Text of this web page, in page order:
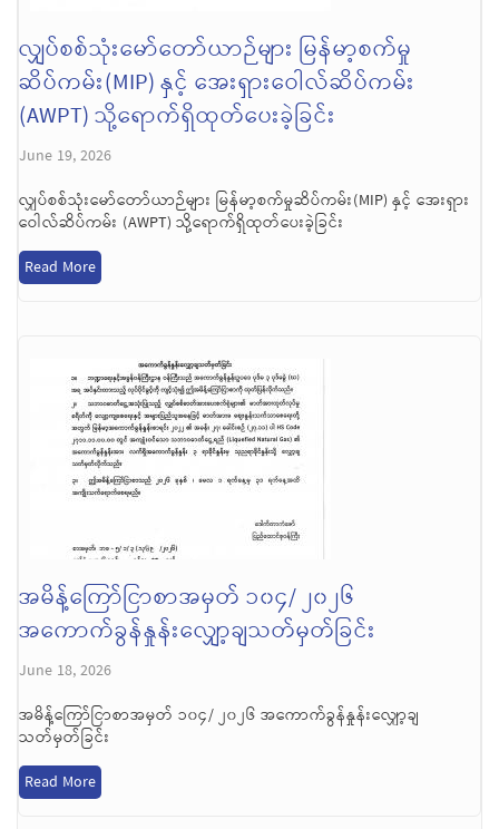
လျှပ်စစ်သုံးမော်တော်ယာဉ်များ မြန်မာ့စက်မှု
ဆိပ်ကမ်း(MIP) နှင့် အေးရှားဝေါလ်ဆိပ်ကမ်း
(AWPT) သို့ရောက်ရှိထုတ်ပေးခဲ့ခြင်း
June 19, 2026
လျှပ်စစ်သုံးမော်တော်ယာဉ်များ မြန်မာ့စက်မှုဆိပ်ကမ်း(MIP) နှင့် အေးရှား
ဝေါလ်ဆိပ်ကမ်း (AWPT) သို့ရောက်ရှိထုတ်ပေးခဲ့ခြင်း
Read More
အမိန့်ကြော်ငြာစာအမှတ် ၁၀၄/ ၂၀၂၆
အကောက်ခွန်နှုန်းလျှော့ချသတ်မှတ်ခြင်း
June 18, 2026
အမိန့်ကြော်ငြာစာအမှတ် ၁၀၄/ ၂၀၂၆ အကောက်ခွန်နှုန်းလျှော့ချ
သတ်မှတ်ခြင်း
Read More